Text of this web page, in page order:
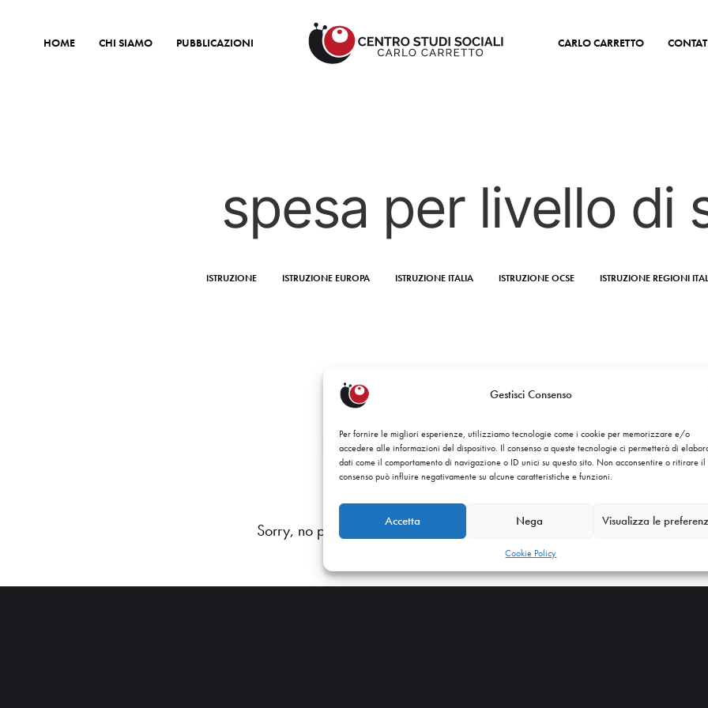
Gestisci Consenso
Per fornire le migliori esperienze, utilizziamo tecnologie come i cookie per memorizzare e/o
accedere alle informazioni del dispositivo. Il consenso a queste tecnologie ci permetterà di
dati come il comportamento di navigazione o ID unici su questo sito. Non acconsentire o ritirare il
consenso può influire negativamente su alcune caratteristiche e funzioni.
Accetta Nega Visualizza le
Cookie Policy
HOME CHI SIAMO PUBBLICAZIONI CARLO CARRETTO
spesa per livello di
ISTRUZIONE ISTRUZIONE EUROPA ISTRUZIONE ITALIA ISTRUZIONE OCSE ISTRUZIONE REGIONI
Sorry, no posts found for your query.